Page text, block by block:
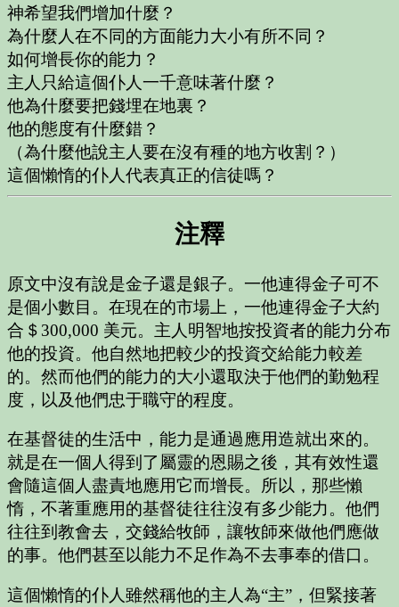
神希望我們增加什麼？
為什麼人在不同的方面能力大小有所不同？
如何增長你的能力？
主人只給這個仆人一千意味著什麼？
他為什麼要把錢埋在地裏？
他的態度有什麼錯？
（為什麼他說主人要在沒有種的地方收割？）
這個懶惰的仆人代表真正的信徒嗎？
注釋
原文中沒有說是金子還是銀子。一他連得金子可不
是個小數目。在現在的市場上，一他連得金子大約
合＄300,000 美元。主人明智地按投資者的能力分布
他的投資。他自然地把較少的投資交給能力較差
的。然而他們的能力的大小還取決于他們的勤勉程
度，以及他們忠于職守的程度。
在基督徒的生活中，能力是通過應用造就出來的。
就是在一個人得到了屬靈的恩賜之後，其有效性還
會隨這個人盡責地應用它而增長。所以，那些懶
惰，不著重應用的基督徒往往沒有多少能力。他們
往往到教會去，交錢給牧師，讓牧師來做他們應做
的事。他們甚至以能力不足作為不去事奉的借口。
這個懶惰的仆人雖然稱他的主人為“主”，但緊接著